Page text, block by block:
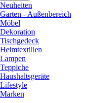
Neuheiten
Garten - Außenbereich
Möbel
Dekoration
Tischgedeck
Heimtextilien
Lampen
Teppiche
Haushaltsgeräte
Lifestyle
Marken